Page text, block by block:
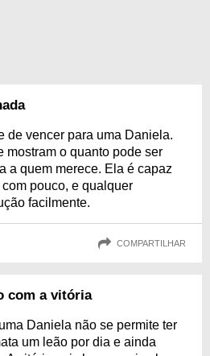
de vencer para uma Daniela.
mostram o quanto pode ser
a quem merece. Ela é capaz
pouco, e qualquer
facilmente.
COMPARTILHAR
com a vitória
Daniela não se permite ter
um leão por dia e ainda